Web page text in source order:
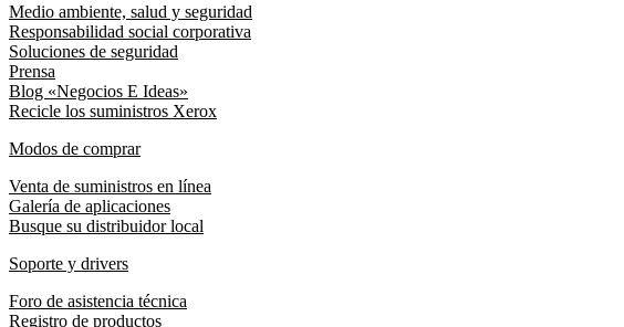
Medio ambiente, salud y seguridad
Responsabilidad social corporativa
Soluciones de seguridad
Prensa
Blog «Negocios E Ideas»
Recicle los suministros Xerox
Modos de comprar
Venta de suministros en línea
Galería de aplicaciones
Busque su distribuidor local
Soporte y drivers
Foro de asistencia técnica
Registro de productos